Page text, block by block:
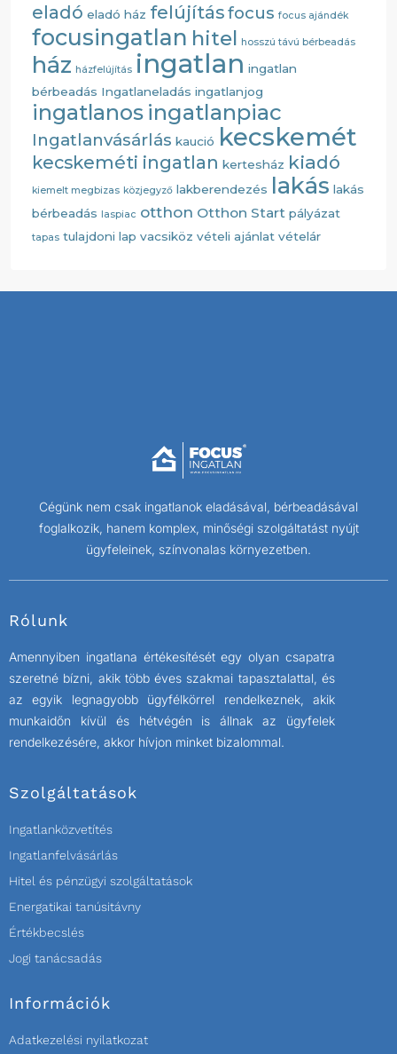
eladó eladó ház felújításfocus focus ajándék
focusingatlan hitel hosszú távú bérbeadás
ház házfelújítás ingatlan ingatlan
bérbeadás Ingatlaneladás ingatlanjog
ingatlanos ingatlanpiac
Ingatlanvásárlás kaució kecskemét
kecskeméti ingatlan kertesház kiadó
kiemelt megbizas közjegyző lakberendezés lakás lakás
bérbeadás laspiac otthon Otthon Start pályázat
tapas tulajdoni lap vacsiköz vételi ajánlat vételár
Cégünk nem csak ingatlanok eladásával, bérbeadásával
foglalkozik, hanem komplex, minőségi szolgáltatást nyújt
ügyfeleinek, színvonalas környezetben.
Rólunk
Amennyiben ingatlana értékesítését egy olyan csapatra
szeretné bízni, akik több éves szakmai tapasztalattal, és
az egyik legnagyobb ügyfélkörrel rendelkeznek, akik
munkaidőn kívül és hétvégén is állnak az ügyfelek
rendelkezésére, akkor hívjon minket bizalommal.
Szolgáltatások
Ingatlanközvetítés
Ingatlanfelvásárlás
Hitel és pénzügyi szolgáltatások
Energatikai tanúsitávny
Értékbecslés
Jogi tanácsadás
Információk
Adatkezelési nyilatkozat